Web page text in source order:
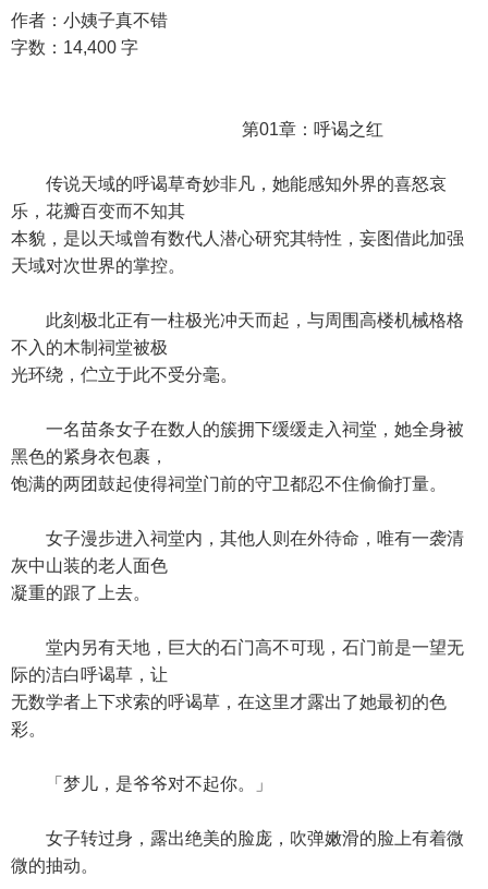
作者：小姨子真不错
字数：14,400 字
第01章：呼谒之红
传说天域的呼谒草奇妙非凡，她能感知外界的喜怒哀
乐，花瓣百变而不知其
本貌，是以天域曾有数代人潜心研究其特性，妄图借此加强
天域对次世界的掌控。
此刻极北正有一柱极光冲天而起，与周围高楼机械格格
不入的木制祠堂被极
光环绕，伫立于此不受分毫。
一名苗条女子在数人的簇拥下缓缓走入祠堂，她全身被
黑色的紧身衣包裹，
饱满的两团鼓起使得祠堂门前的守卫都忍不住偷偷打量。
女子漫步进入祠堂内，其他人则在外待命，唯有一袭清
灰中山装的老人面色
凝重的跟了上去。
堂内另有天地，巨大的石门高不可现，石门前是一望无
际的洁白呼谒草，让
无数学者上下求索的呼谒草，在这里才露出了她最初的色
彩。
「梦儿，是爷爷对不起你。」
女子转过身，露出绝美的脸庞，吹弹嫩滑的脸上有着微
微的抽动。